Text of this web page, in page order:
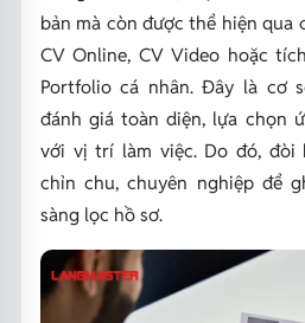
bản mà còn được thể hiện qua
CV Online, CV Video hoặc
Portfolio cá nhân. Đây là cơ
đánh giá toàn diện, lựa chọn
với vị trí làm việc. Do đó, đòi
chỉn chu, chuyên nghiệp để
sàng lọc hồ sơ.